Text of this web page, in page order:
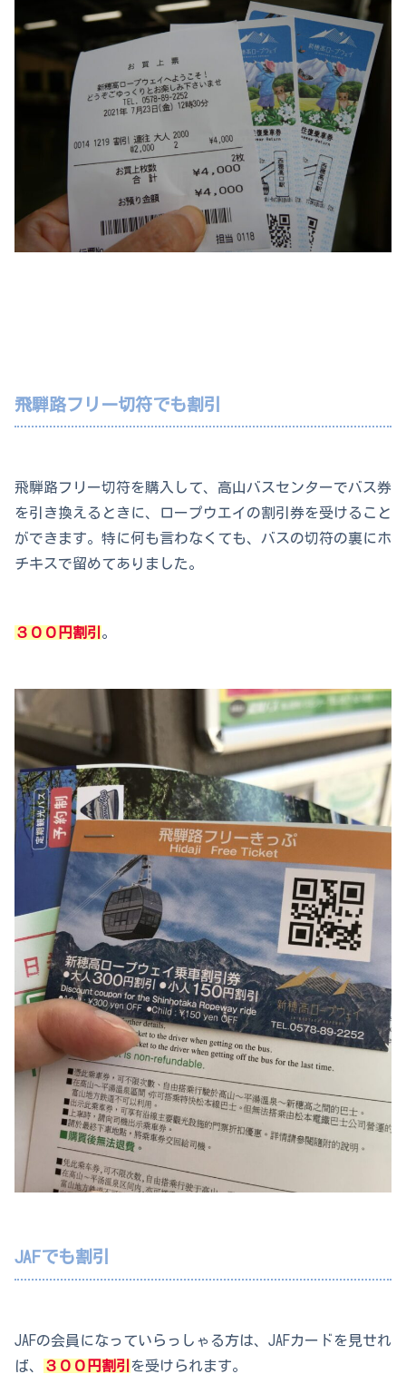
飛騨路フリー切符でも割引
飛騨路フリー切符を購入して、高山バスセンターでバス券
を引き換えるときに、ロープウエイの割引券を受けること
ができます。特に何も言わなくても、バスの切符の裏にホ
チキスで留めてありました。
３００円割引 。
JAFでも割引
JAFの会員になっていらっしゃる方は、JAFカードを見せれ
ば、
３００円割引 を受けられます。